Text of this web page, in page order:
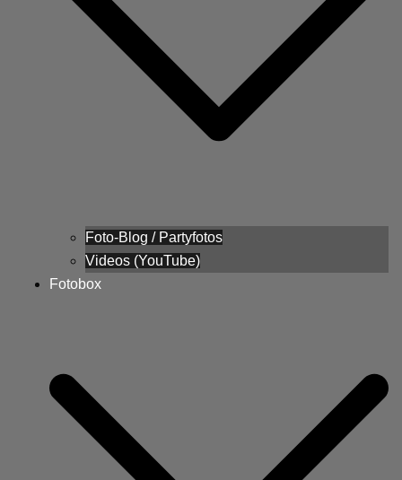
Foto-Blog / Partyfotos
Videos (YouTube)
Fotobox